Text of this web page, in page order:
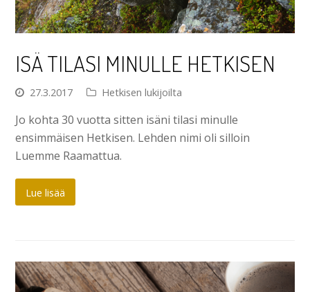
ISÄ TILASI MINULLE HETKISEN
27.3.2017 Hetkisen lukijoilta
Jo kohta 30 vuotta sitten isäni tilasi minulle
ensimmäisen Hetkisen. Lehden nimi oli silloin
Luemme Raamattua.
Lue lisää